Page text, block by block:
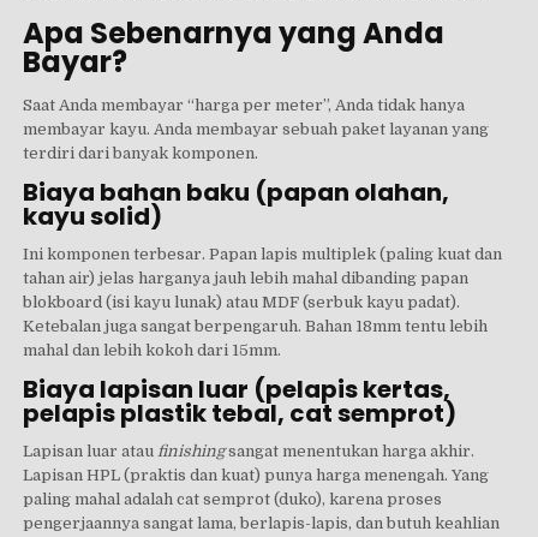
Apa Sebenarnya yang Anda
Bayar?
Saat Anda membayar “harga per meter”, Anda tidak hanya
membayar kayu. Anda membayar sebuah paket layanan yang
terdiri dari banyak komponen.
Biaya bahan baku (papan olahan,
kayu solid)
Ini komponen terbesar. Papan lapis multiplek (paling kuat dan
tahan air) jelas harganya jauh lebih mahal dibanding papan
blokboard (isi kayu lunak) atau MDF (serbuk kayu padat).
Ketebalan juga sangat berpengaruh. Bahan 18mm tentu lebih
mahal dan lebih kokoh dari 15mm.
Biaya lapisan luar (pelapis kertas,
pelapis plastik tebal, cat semprot)
Lapisan luar ataufinishingsangat menentukan harga akhir.
Lapisan HPL (praktis dan kuat) punya harga menengah. Yang
paling mahal adalah cat semprot (duko), karena proses
pengerjaannya sangat lama, berlapis-lapis, dan butuh keahlian